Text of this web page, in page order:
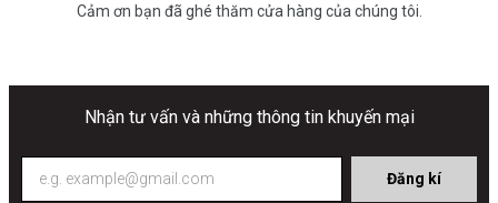
Cảm ơn bạn đã ghé thăm cửa hàng của chúng tôi.
Nhận tư vấn và những thông tin khuyến mại
Đăng kí